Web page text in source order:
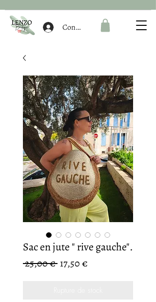
Connexion
Sac en jute " rive gauche".
25,00 € Prix
17,50 €